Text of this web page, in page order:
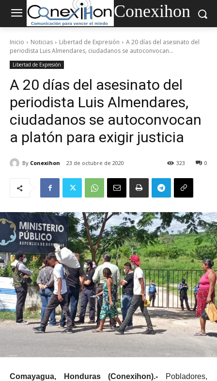
Conexihon
Inicio Noticias Libertad de Expresión
A 20 días del asesinato del
periodista Luis Almendares, ciudadanos se autoconvocan...
Libertad de Expresión
A 20 días del asesinato del
periodista Luis Almendares,
ciudadanos se autoconvocan
a platón para exigir justicia
By Conexihon 23 de octubre de 2020 0
323
Comayagua, Honduras (Conexihon).-
Pobladores,